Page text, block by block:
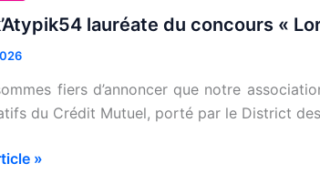
lauréate du concours «
fiers d’annoncer que notre
du Crédit Mutuel, porté par le District
»